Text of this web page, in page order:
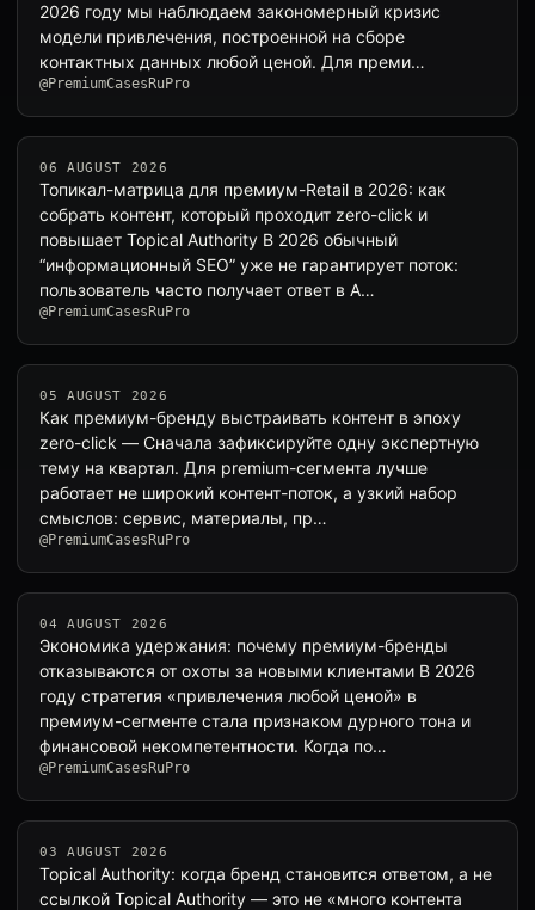
2026 году мы наблюдаем закономерный кризис
модели привлечения, построенной на сборе
контактных данных любой ценой. Для преми…
@PremiumCasesRuPro
06 AUGUST 2026
Топикал-матрица для премиум-Retail в 2026: как
собрать контент, который проходит zero-click и
повышает Topical Authority В 2026 обычный
“информационный SEO” уже не гарантирует поток:
пользователь часто получает ответ в A…
@PremiumCasesRuPro
05 AUGUST 2026
Как премиум-бренду выстраивать контент в эпоху
zero-click — Сначала зафиксируйте одну экспертную
тему на квартал. Для premium-сегмента лучше
работает не широкий контент-поток, а узкий набор
смыслов: сервис, материалы, пр…
@PremiumCasesRuPro
04 AUGUST 2026
Экономика удержания: почему премиум-бренды
отказываются от охоты за новыми клиентами В 2026
году стратегия «привлечения любой ценой» в
премиум-сегменте стала признаком дурного тона и
финансовой некомпетентности. Когда по…
@PremiumCasesRuPro
03 AUGUST 2026
Topical Authority: когда бренд становится ответом, а не
ссылкой Topical Authority — это не «много контента